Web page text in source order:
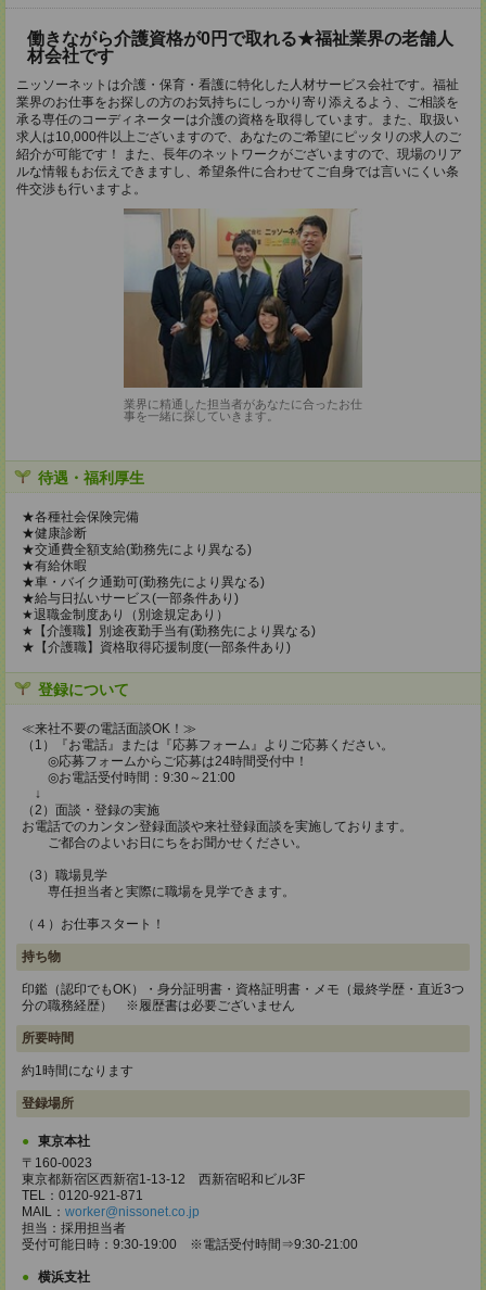
働きながら介護資格が0円で取れる★福祉業界の老舗人
材会社です
ニッソーネットは介護・保育・看護に特化した人材サービス会社です。福祉
業界のお仕事をお探しの方のお気持ちにしっかり寄り添えるよう、ご相談を
承る専任のコーディネーターは介護の資格を取得しています。また、取扱い
求人は10,000件以上ございますので、あなたのご希望にピッタリの求人のご
紹介が可能です！ また、長年のネットワークがございますので、現場のリア
ルな情報もお伝えできますし、希望条件に合わせてご自身では言いにくい条
件交渉も行いますよ。
業界に精通した担当者があなたに合ったお仕
事を一緒に探していきます。
待遇・福利厚生
★各種社会保険完備
★健康診断
★交通費全額支給(勤務先により異なる)
★有給休暇
★車・バイク通勤可(勤務先により異なる)
★給与日払いサービス(一部条件あり)
★退職金制度あり（別途規定あり）
★【介護職】別途夜勤手当有(勤務先により異なる)
★【介護職】資格取得応援制度(一部条件あり)
登録について
≪来社不要の電話面談OK！≫
（1）『お電話』または『応募フォーム』よりご応募ください。
◎応募フォームからご応募は24時間受付中！
◎お電話受付時間：9:30～21:00
↓
（2）面談・登録の実施
お電話でのカンタン登録面談や来社登録面談を実施しております。
ご都合のよいお日にちをお聞かせください。
（3）職場見学
専任担当者と実際に職場を見学できます。
（４）お仕事スタート！
持ち物
印鑑（認印でもOK）・身分証明書・資格証明書・メモ（最終学歴・直近3つ
分の職務経歴） ※履歴書は必要ございません
所要時間
約1時間になります
登録場所
東京本社
〒160-0023
東京都新宿区西新宿1-13-12 西新宿昭和ビル3F
TEL：0120-921-871
MAIL： worker@nissonet.co.jp
担当：採用担当者
受付可能日時：9:30-19:00 ※電話受付時間⇒9:30-21:00
横浜支社